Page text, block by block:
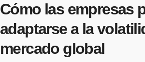
Cómo las empresas
adaptarse a la
mercado global